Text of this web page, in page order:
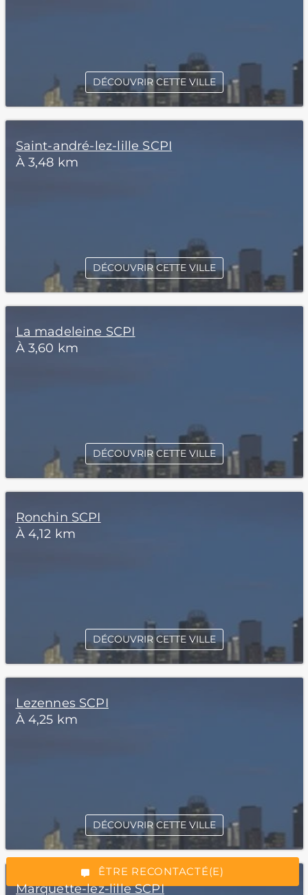
“Excellent”, 165 avis
ÊTRE RECONTACTÉ(E)
DÉCOUVRIR CETTE VILLE
Saint-andré-lez-lille SCPI
À 3,48 km
DÉCOUVRIR CETTE VILLE
La madeleine SCPI
À 3,60 km
DÉCOUVRIR CETTE VILLE
Ronchin SCPI
À 4,12 km
DÉCOUVRIR CETTE VILLE
Lezennes SCPI
À 4,25 km
DÉCOUVRIR CETTE VILLE
Marquette-lez-lille SCPI